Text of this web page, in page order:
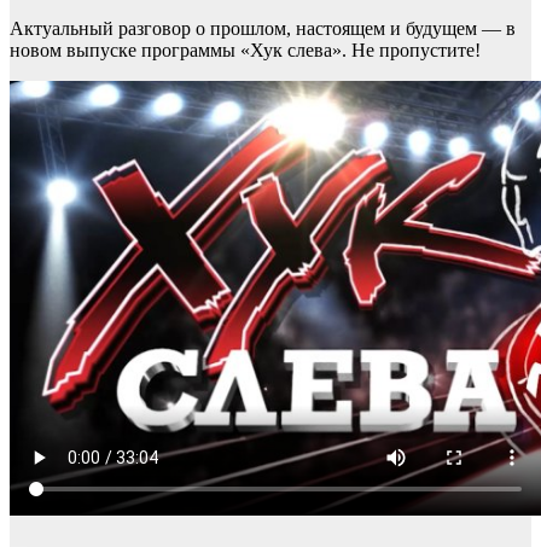
Актуальный разговор о прошлом, настоящем и будущем — в
новом выпуске программы «Хук слева». Не пропустите!